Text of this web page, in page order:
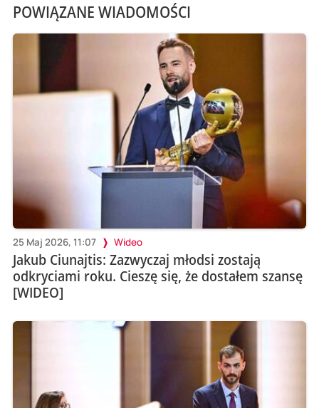
POWIĄZANE WIADOMOŚCI
25 Maj 2026, 11:07 Wideo
Jakub Ciunajtis: Zazwyczaj młodsi zostają
odkryciami roku. Cieszę się, że dostałem szansę
[WIDEO]